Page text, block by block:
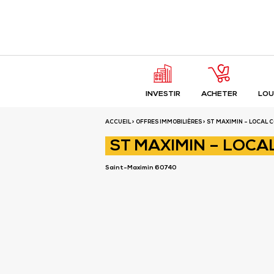
INVESTIR ACHETER
ACCUEIL> OFFRES IMMOBILIÈRES > ST MAXIMIN – LOCAL
ST MAXIMIN –
Saint-Maximin 60740
ST MAXIMIN –